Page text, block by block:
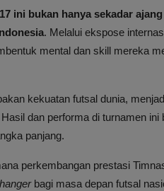
ini bukan hanya sekadar
. Melalui ekspose
mental dan skill mereka
kekuatan futsal dunia,
dan performa di turnamen ini
panjang.
perkembangan prestasi
bagi masa depan futsal